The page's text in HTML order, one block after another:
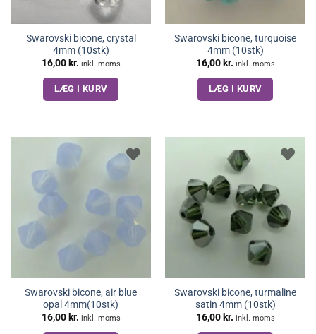
Swarovski bicone, crystal
4mm (10stk)
16,00 kr. inkl. moms
LÆG I KURV
Swarovski bicone, turquoise
4mm (10stk)
16,00 kr. inkl. moms
LÆG I KURV
Swarovski bicone, air blue
opal 4mm(10stk)
16,00 kr. inkl. moms
Swarovski bicone, turmaline
satin 4mm (10stk)
16,00 kr. inkl. moms